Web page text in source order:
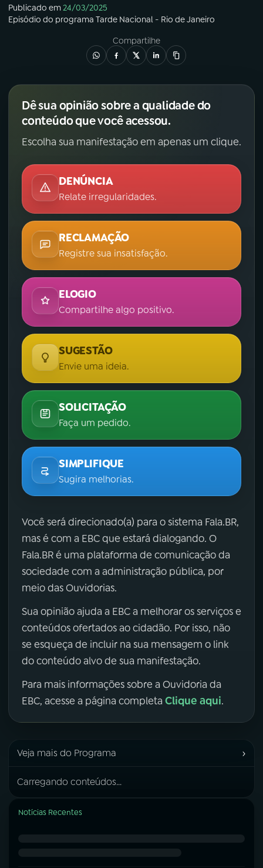
Publicado em24/03/2025
Episódio do programa Tarde Nacional - Rio de Janeiro
Compartilhe
Dê sua opinião sobre a qualidade do
conteúdo que você acessou.
Escolha sua manifestação em apenas um clique.
DENÚNCIA
Relate irregularidades.
RECLAMAÇÃO
Registre sua insatisfação.
ELOGIO
Compartilhe algo positivo.
SUGESTÃO
Envie uma ideia.
SOLICITAÇÃO
Faça um pedido.
SIMPLIFIQUE
Sugira melhorias.
Você será direcionado(a) para o sistema Fala.BR,
mas é com a EBC que estará dialogando. O
Fala.BR é uma plataforma de comunicação da
sociedade com a administração pública, por
meio das Ouvidorias.
Sua opinião ajuda a EBC a melhorar os serviços e
conteúdos ofertados ao cidadão. Por isso, não
se esqueça de incluir na sua mensagem o link
do conteúdo alvo de sua manifestação.
Para mais informações sobre a Ouvidoria da
EBC, acesse a página completa Clique aqui.
Veja mais do Programa ›
Carregando conteúdos...
Notícias Recentes